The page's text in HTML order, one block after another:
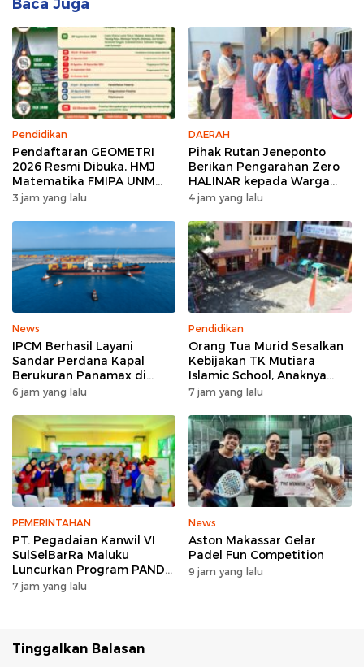
Baca Juga
Pendidikan
Pendaftaran GEOMETRI
2026 Resmi Dibuka, HMJ
Matematika FMIPA UNM
Siapkan Ajang Kompetisi
3 jam yang lalu
DAERAH
Pihak Rutan Jeneponto
Berikan Pengarahan Zero
HALINAR kepada Warga
Binaan di Blok Hunian
4 jam yang lalu
News
IPCM Berhasil Layani
Sandar Perdana Kapal
Berukuran Panamax di
Pelabuhan Patimban
6 jam yang lalu
Pendidikan
Orang Tua Murid Sesalkan
Kebijakan TK Mutiara
Islamic School, Anaknya
Dikeluarkan Usai Insiden
7 jam yang lalu
PEMERINTAHAN
PT. Pegadaian Kanwil VI
SulSelBarRa Maluku
Luncurkan Program PANDE
EMAS untuk Perkuat
7 jam yang lalu
News
Aston Makassar Gelar
Padel Fun Competition
9 jam yang lalu
Tinggalkan Balasan